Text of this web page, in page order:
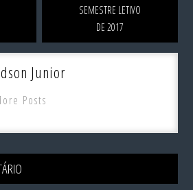
SEMESTRE LETIVO
DE 2017
Junior
Posts